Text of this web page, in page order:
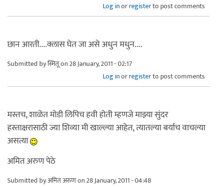
Log inorregisterto post comments
छान आरती....क्लास घेत जा असे अधुन मधुन....
Submitted byस्मितूon 28 January, 2011 - 02:17
Log inorregisterto post comments
मस्तच, शाळेत मोडी लिपिच हवी होती म्हणजे माझ्या सुंदर
हस्ताक्षरासाठी ज्या शिव्या मी खाल्ल्या आहेत, त्यातल्या बर्याच वाचल्या
असत्या
अमित अरुण पेठे
Submitted byअमित अरुणon 28 January, 2011 - 04:48